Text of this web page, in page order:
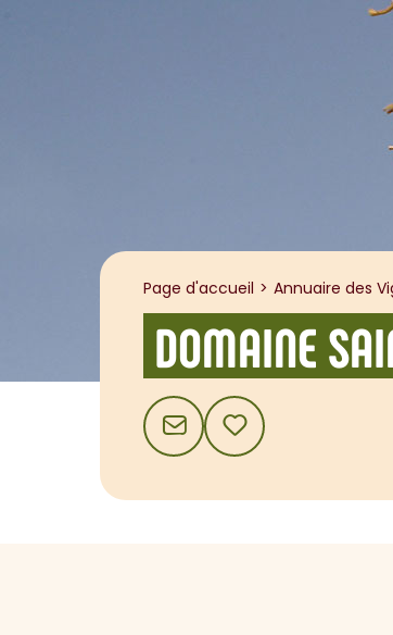
Page d'accueil Annuaire des
DOMAINE
CONTACTAJOUTER AUX